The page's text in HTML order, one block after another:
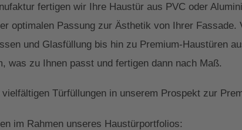
fertigen wir Ihre Haustür aus PVC oder
optimalen Passung zur Ästhetik von Ihrer Fassade.
und Glasfüllung bis hin zu Premium-Haustüren
was zu Ihnen passt und fertigen dann nach Maß.
Türfüllungen in unserem Prospekt zur
im Rahmen unseres Haustürportfolios: